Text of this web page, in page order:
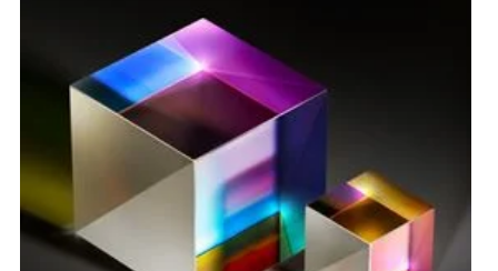
| 繞射光柵
| 光學組装
Components | SCHOTT 光學
| 紅外線光學產品
Shaping | 雷射光束整形
| 雷射分光鏡
| 雷射顯微鏡
Isolators | 晶體和隔離器
| 雷射偏光片
and Slides | 平臺和滑塊
| 光圈類
Objectives | 有限共軛物鏡
| 反射物鏡
Objectives
|顯微鏡照明
| 實驗室和生產線
Lenses for Harsh Environments
and Advanced
| 影視製作和高級攝影
Accessories | 成像鏡頭配件
Cameras | Allied Vision 相機
| Basler 相機
Cameras | IDS 相機
Labs Cameras™ | Lucid Vision
| Pixelink 相機
and Roughness Standards | 表面
Tools | 量測工具
Components | 主動光學元件
Accessories | UV固化設備
室套件
| 雷射防護
性裝置
Microscopy
Processing
Tomography
and Detection
Production
| 清倉照明
Targets
and Detection
and Production | 清倉實驗室
| 重新認證相機
| 重新認證照明
Targets
and Detection
and Production | 重新認證實